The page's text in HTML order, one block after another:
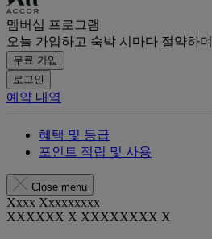
멤버십 프로그램
오늘 가입하고 숙박 시마다 절약하
무료 가입
로그인
예약 내역
혜택 및 등급
포인트 적립 및 사용
Close menu
Xxxx Xxxxxxxxx
XXXXXX X XXXXXXXX X